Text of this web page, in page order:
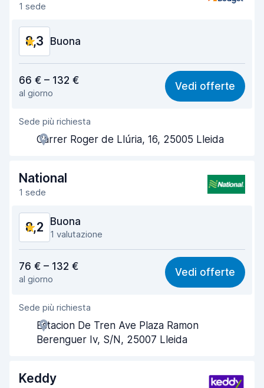
Condizioni dell'auto
1 sede
8,3 Buona
7,9
Facile da trovare 8,2
Gentilezza degli agenti
Rapidità del ritiro
Rapidità della riconsegna 8,2
Condizioni dell'auto
66 € – 132 €
al giorno
Vedi offerte
Sede più richiesta
Carrer Roger de Llúria, 16, 25005 Lleida
National
1 sede
8,2 Buona
1 valutazione
8,1
Facile da trovare 8,2
Gentilezza degli agenti
Rapidità del ritiro
76 € – 132 €
al giorno
Vedi offerte
Sede più richiesta
Estacion De Tren Ave Plaza Ramon
Berenguer Iv, S/N, 25007 Lleida
Keddy